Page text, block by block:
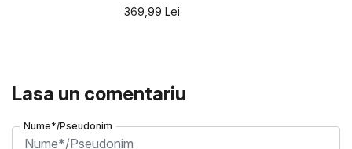
369,99 Lei
Lasa un comentariu
Nume*/Pseudonim